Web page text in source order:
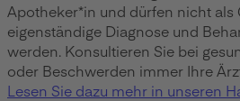
Apotheker*in und dürfen nicht als
eigenständige Diagnose und
werden. Konsultieren Sie bei
oder Beschwerden immer Ihre
Lesen Sie dazu mehr in unseren